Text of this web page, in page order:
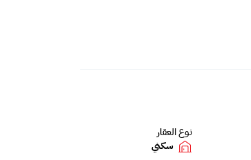
نوع العقار
سكني